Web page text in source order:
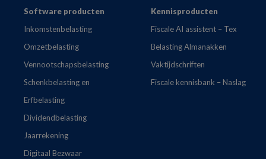
FooterSoftware producten
Inkomstenbelasting
Omzetbelasting
Vennootschapsbelasting
Schenkbelasting en
Erfbelasting
Dividendbelasting
Jaarrekening
Digitaal Bezwaar
Kennisproducten
Fiscale AI assistent – Tex
Belasting Almanakken
Vaktijdschriften
Fiscale kennisbank – Naslag